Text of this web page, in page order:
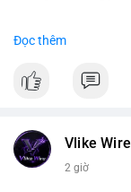
📰 Nguồn: CoinDesk
Đọc thêm
Vlike Wire
2 giờ